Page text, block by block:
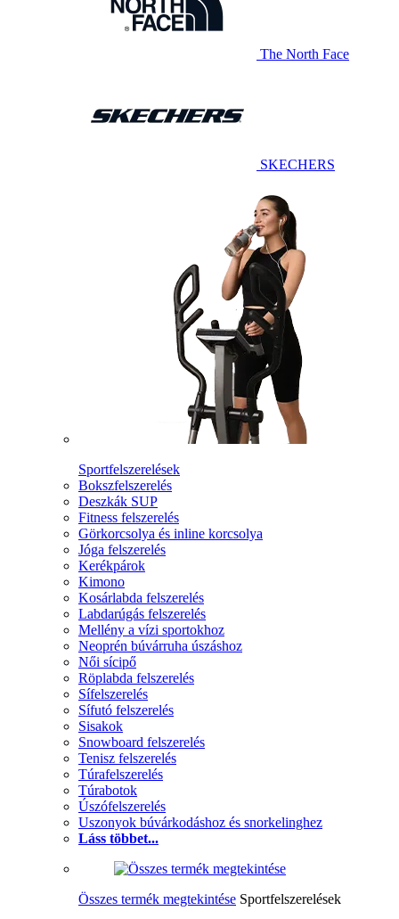
The North Face
SKECHERS
Sportfelszerelések
Bokszfelszerelés
Deszkák SUP
Fitness felszerelés
Görkorcsolya és inline korcsolya
Jóga felszerelés
Kerékpárok
Kimono
Kosárlabda felszerelés
Labdarúgás felszerelés
Mellény a vízi sportokhoz
Neoprén búvárruha úszáshoz
Női sícipő
Röplabda felszerelés
Sífelszerelés
Sífutó felszerelés
Sisakok
Snowboard felszerelés
Tenisz felszerelés
Túrafelszerelés
Túrabotok
Úszófelszerelés
Uszonyok búvárkodáshoz és snorkelinghez
Láss többet...
Összes termék megtekintése Sportfelszerelések